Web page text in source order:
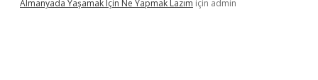
Almanyada Yaşamak Için Ne Yapmak Lazım için admin